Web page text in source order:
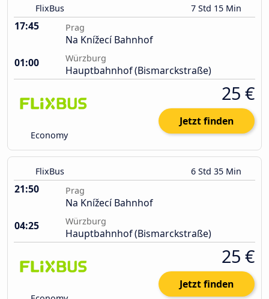
FlixBus 7 Std 15 Min
17:45 Prag
Na Knížecí Bahnhof
01:00
Würzburg
Hauptbahnhof (Bismarckstraße)
Economy
25 €
Jetzt finden
FlixBus 6 Std 35 Min
21:50 Prag
Na Knížecí Bahnhof
04:25
Würzburg
Hauptbahnhof (Bismarckstraße)
25 €
Jetzt finden